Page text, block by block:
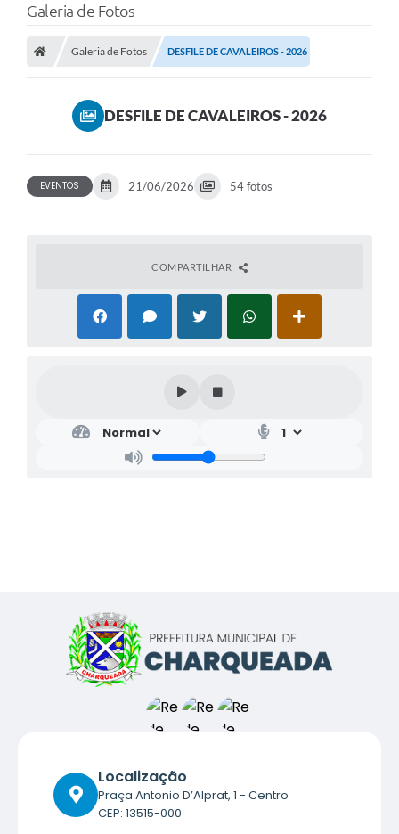
Galeria de Fotos
Galeria de Fotos DESFILE DE CAVALEIROS - 2026
DESFILE DE CAVALEIROS - 2026
EVENTOS 21/06/2026 54 fotos
COMPARTILHAR
Localização
Praça Antonio D’Alprat, 1 - Centro
CEP: 13515-000